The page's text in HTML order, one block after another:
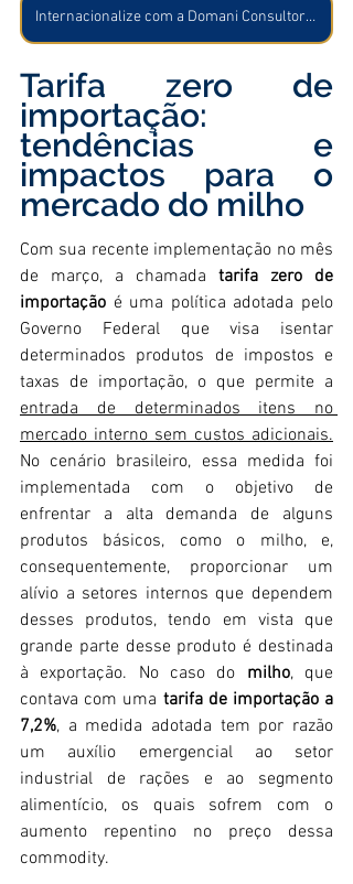
Internacionalize com a Domani Consultoria Internacional!
Tarifa zero de
importação:
tendências e
impactos para o
mercado do milho
Com sua recente implementação no mês
de março, a chamada tarifa zero de
importação é uma política adotada pelo
Governo Federal que visa isentar
determinados produtos de impostos e
entrada de determinados itens no
mercado interno sem custos adicionais.
No cenário brasileiro, essa medida foi
implementada com o objetivo de
enfrentar a alta demanda de alguns
produtos básicos, como o milho, e,
consequentemente, proporcionar um
alívio a setores internos que dependem
desses produtos, tendo em vista que
grande parte desse produto é destinada
à exportação. No caso do milho, que
contava com uma tarifa de importação a
7,2%, a medida adotada tem por razão
um auxílio emergencial ao setor
industrial de rações e ao segmento
alimentício, os quais sofrem com o
aumento repentino no preço dessa
commodity.